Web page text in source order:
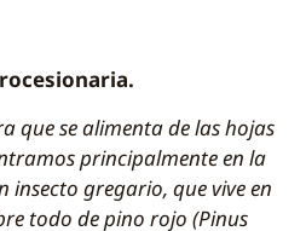
que se alimenta de las hojas
principalmente en la
insecto gregario, que vive en
todo de pino rojo (Pinus